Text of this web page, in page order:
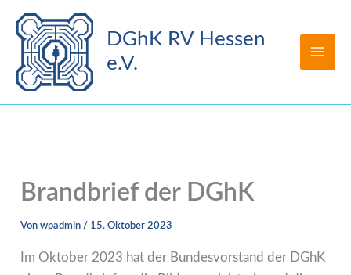
Inhalt
springen
DGhK RV Hessen
e.V.
Brandbrief der DGhK
Vonwpadmin/ 15. Oktober 2023
Im Oktober 2023 hat der Bundesvorstand der DGhK